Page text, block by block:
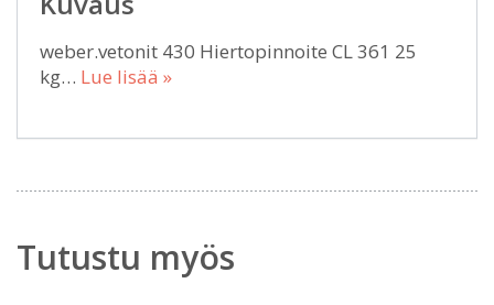
weber.vetonit 430 Hiertopinnoite CL 361 25
kg… Lue lisää »
Tutustu myös